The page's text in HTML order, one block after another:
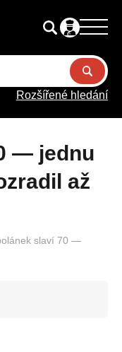
Rozšířené hledání
až
slaví 70 —